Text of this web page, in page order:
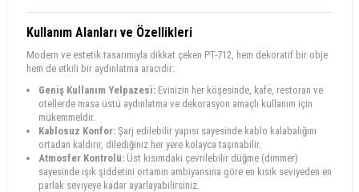
Kullanım Alanları ve Özellikleri
Modern ve estetik tasarımıyla dikkat çeken PT-712, hem dekoratif bir obje
hem de etkili bir aydınlatma aracıdır:
Geniş Kullanım Yelpazesi: Evinizin her köşesinde, kafe, restoran ve
otellerde masa üstü aydınlatma ve dekorasyon amaçlı kullanım için
mükemmeldir.
Kablosuz Konfor: Şarj edilebilir yapısı sayesinde kablo kalabalığını
ortadan kaldırır, dilediğiniz her yere kolayca taşınabilir.
Atmosfer Kontrolü: Üst kısımdaki çevrilebilir düğme (dimmer)
sayesinde ışık şiddetini ortamın ambiyansına göre en kısık seviyeden en
parlak seviyeye kadar ayarlayabilirsiniz.